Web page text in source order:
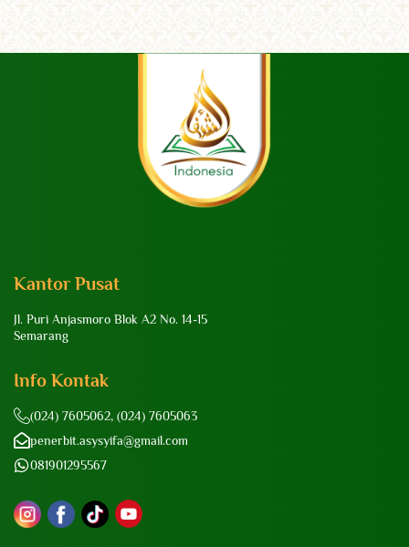
Kantor Pusat
Jl. Puri Anjasmoro Blok A2 No. 14-15
Semarang
Info Kontak
(024) 7605062, (024) 7605063
penerbit.asysyifa@gmail.com
081901295567